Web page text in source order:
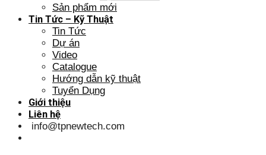
Sản phẩm mới
Tin Tức – Kỹ Thuật
Tin Tức
Dự án
Video
Catalogue
Hướng dẫn kỹ thuật
Tuyển Dụng
Giới thiệu
Liên hệ
info@tpnewtech.com